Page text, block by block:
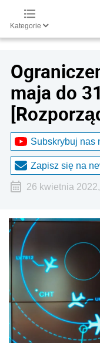
Kategorie
maja do
Subskrybuj nas
Zapisz się na
26 kwietnia